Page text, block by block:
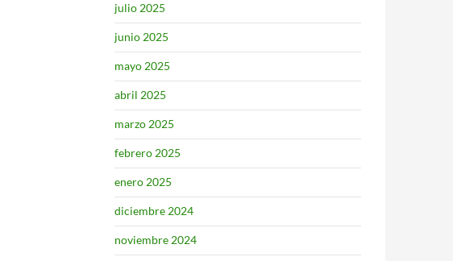
julio 2025
junio 2025
mayo 2025
abril 2025
marzo 2025
febrero 2025
enero 2025
diciembre 2024
noviembre 2024